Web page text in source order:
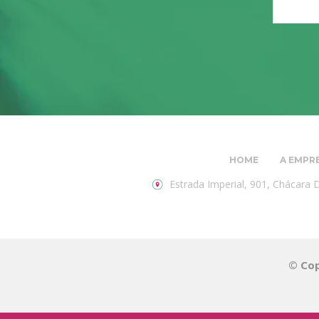
HOME A
Estrada Imperial, 901,
©